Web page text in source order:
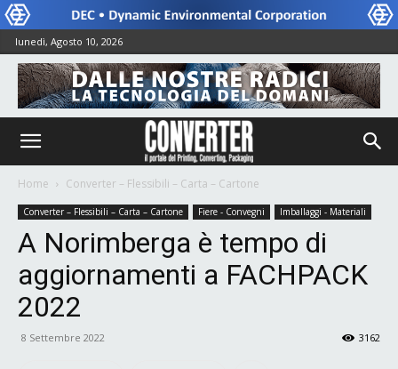
lunedì, Agosto 10, 2026
Home Converter – Flessibili – Carta – Cartone
Converter – Flessibili – Carta – Cartone Fiere - Convegni Imballaggi - Materiali
A Norimberga è tempo di
aggiornamenti a FACHPACK
2022
8 Settembre 2022 3162